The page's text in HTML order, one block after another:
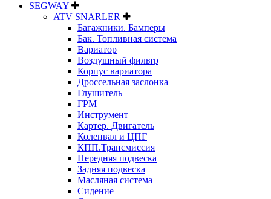
SEGWAY
ATV SNARLER
Багажники. Бамперы
Бак. Топливная система
Вариатор
Воздушный фильтр
Корпус вариатора
Дроссельная заслонка
Глушитель
ГРМ
Инструмент
Картер. Двигатель
Коленвал и ЦПГ
КПП.Трансмиссия
Передняя подвеска
Задняя подвеска
Масляная система
Сидение